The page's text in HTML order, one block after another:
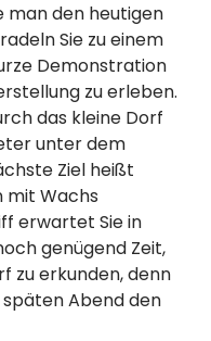
man den heutigen
Sie zu einem
Demonstration
zu erleben.
das kleine Dorf
unter dem
Ziel heißt
mit Wachs
erwartet Sie in
genügend Zeit,
zu erkunden, denn
Abend den